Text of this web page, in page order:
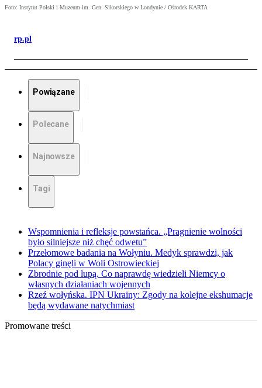
Foto: Instytut Polski i Muzeum im. Gen. Sikorskiego w Londynie / Ośrodek KARTA
rp.pl
Powiązane
Polecane
Najnowsze
Tagi
Wspomnienia i refleksje powstańca. „Pragnienie wolności
było silniejsze niż chęć odwetu”
Przełomowe badania na Wołyniu. Medyk sprawdzi, jak
Polacy ginęli w Woli Ostrowieckiej
Zbrodnie pod lupą. Co naprawdę wiedzieli Niemcy o
własnych działaniach wojennych
Rzeź wołyńska. IPN Ukrainy: Zgody na kolejne ekshumacje
będą wydawane natychmiast
Promowane treści